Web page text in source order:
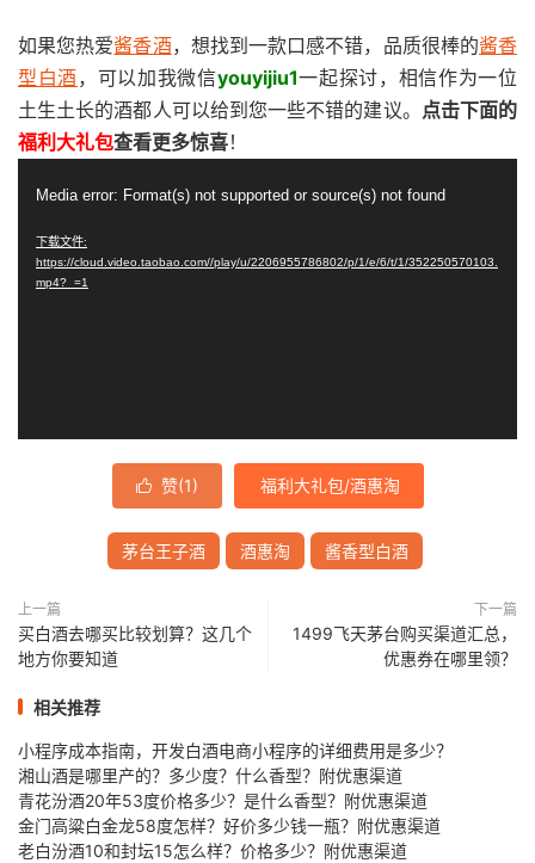
如果您热爱酱香酒，想找到一款口感不错，品质很棒的酱香
型白酒，可以加我微信youyijiu1一起探讨，相信作为一位
土生土长的酒都人可以给到您一些不错的建议。 点击下面的
福利大礼包查看更多惊喜！
Media error: Format(s) not supported or source(s) not found
下载文件:
https://cloud.video.taobao.com//play/u/2206955786802/p/1/e/6/t/1/352250570103.
mp4?_=1
 赞(1) 福利大礼包/酒惠淘
茅台王子酒 酒惠淘 酱香型白酒
上一篇
买白酒去哪买比较划算？这几个
地方你要知道
下一篇
1499飞天茅台购买渠道汇总，
优惠券在哪里领？
相关推荐
小程序成本指南，开发白酒电商小程序的详细费用是多少？
湘山酒是哪里产的？多少度？什么香型？附优惠渠道
青花汾酒20年53度价格多少？是什么香型？附优惠渠道
金门高粱白金龙58度怎样？好价多少钱一瓶？附优惠渠道
老白汾酒10和封坛15怎么样？价格多少？附优惠渠道